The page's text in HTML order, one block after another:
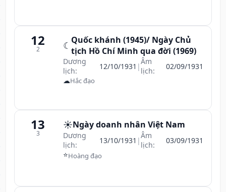
12
2 ☾ Quốc khánh (1945)/ Ngày Chủ
tịch Hồ Chí Minh qua đời (1969)
Dương
lịch:
12/10/1931 |Âm
lịch:
02/09/1931
☁Hắc đạo
13
3
☀️Ngày doanh nhân Việt Nam
Dương
lịch:
13/10/1931 |Âm
lịch:
03/09/1931
⭐Hoàng đạo